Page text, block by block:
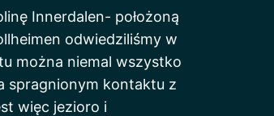
Innerdalen- położoną
odwiedziliśmy w
można niemal wszystko
spragnionym kontaktu z
więc jezioro i